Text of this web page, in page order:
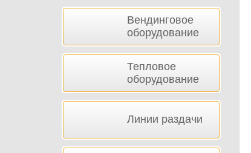
Вендинговое
оборудование
Тепловое
оборудование
Линии раздачи